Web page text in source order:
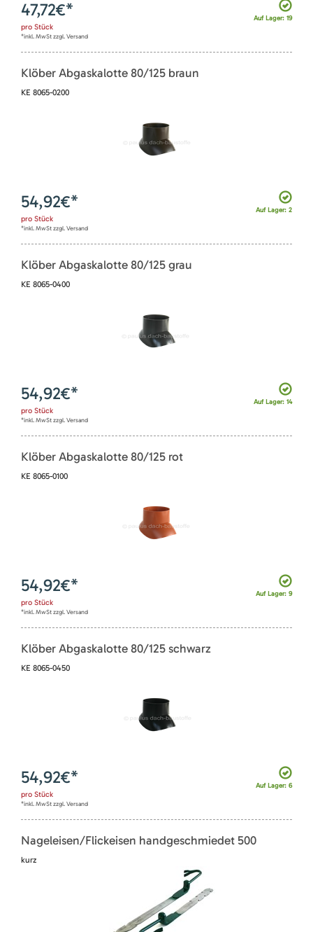
Auf Lager: 19
47,72€*
pro Stück
*inkl. MwSt zzgl. Versand
Klöber Abgaskalotte 80/125 braun
KE 8065-0200
Auf Lager: 2
54,92€*
pro Stück
*inkl. MwSt zzgl. Versand
Klöber Abgaskalotte 80/125 grau
KE 8065-0400
Auf Lager: 14
54,92€*
pro Stück
*inkl. MwSt zzgl. Versand
Klöber Abgaskalotte 80/125 rot
KE 8065-0100
Auf Lager: 9
54,92€*
pro Stück
*inkl. MwSt zzgl. Versand
Klöber Abgaskalotte 80/125 schwarz
KE 8065-0450
Auf Lager: 6
54,92€*
pro Stück
*inkl. MwSt zzgl. Versand
Nageleisen/Flickeisen handgeschmiedet 500
kurz